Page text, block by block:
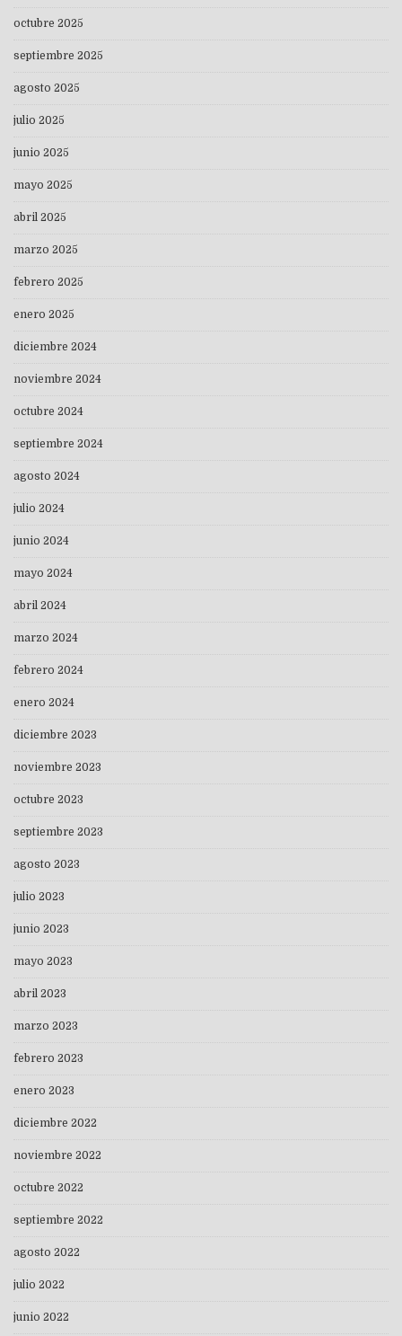
octubre 2025
septiembre 2025
agosto 2025
julio 2025
junio 2025
mayo 2025
abril 2025
marzo 2025
febrero 2025
enero 2025
diciembre 2024
noviembre 2024
octubre 2024
septiembre 2024
agosto 2024
julio 2024
junio 2024
mayo 2024
abril 2024
marzo 2024
febrero 2024
enero 2024
diciembre 2023
noviembre 2023
octubre 2023
septiembre 2023
agosto 2023
julio 2023
junio 2023
mayo 2023
abril 2023
marzo 2023
febrero 2023
enero 2023
diciembre 2022
noviembre 2022
octubre 2022
septiembre 2022
agosto 2022
julio 2022
junio 2022